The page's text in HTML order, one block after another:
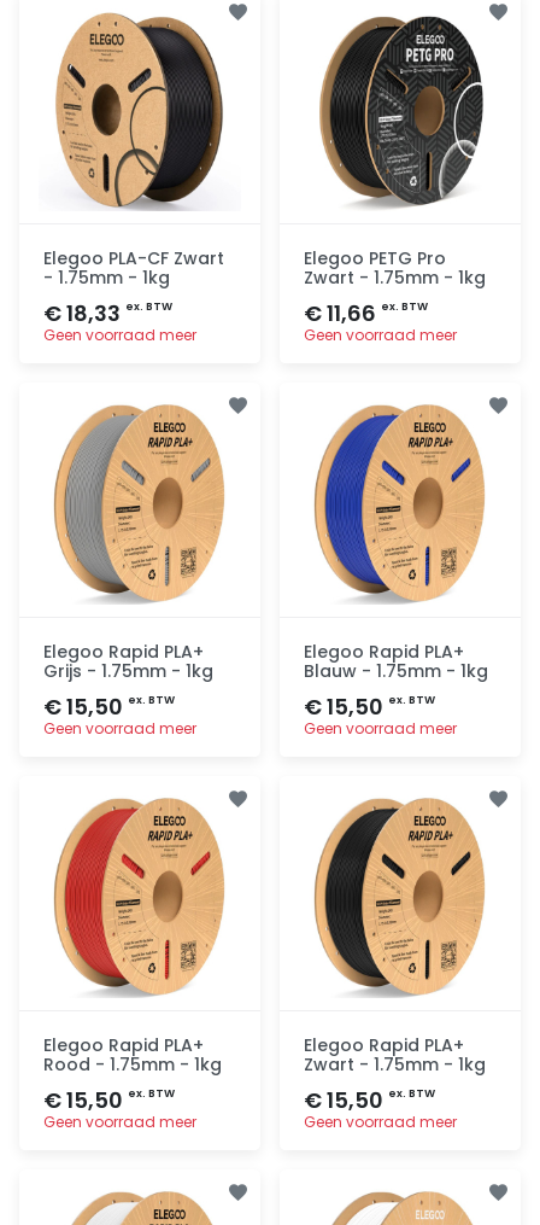
Elegoo PLA-CF Zwart
- 1.75mm - 1kg
€ 18,33 ex. BTW
Geen voorraad meer
Elegoo PETG Pro
Zwart - 1.75mm - 1kg
€ 11,66 ex. BTW
Geen voorraad meer
Elegoo Rapid PLA+
Grijs - 1.75mm - 1kg
€ 15,50 ex. BTW
Geen voorraad meer
Elegoo Rapid PLA+
Blauw - 1.75mm - 1kg
€ 15,50 ex. BTW
Geen voorraad meer
Elegoo Rapid PLA+
Rood - 1.75mm - 1kg
€ 15,50 ex. BTW
Geen voorraad meer
Elegoo Rapid PLA+
Zwart - 1.75mm - 1kg
€ 15,50 ex. BTW
Geen voorraad meer